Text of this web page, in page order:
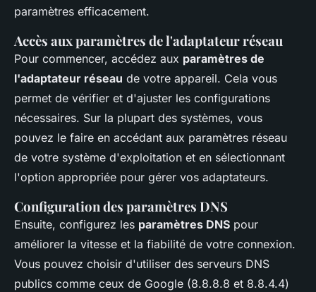
paramètres efficacement.
Accès aux paramètres de l'adaptateur réseau
Pour commencer, accédez aux paramètres de
l'adaptateur réseau de votre appareil. Cela vous
permet de vérifier et d'ajuster les configurations
nécessaires. Sur la plupart des systèmes, vous
pouvez le faire en accédant aux paramètres réseau
de votre système d'exploitation et en sélectionnant
l'option appropriée pour gérer vos adaptateurs.
Configuration des paramètres DNS
Ensuite, configurez les paramètres DNS pour
améliorer la vitesse et la fiabilité de votre connexion.
Vous pouvez choisir d'utiliser des serveurs DNS
publics comme ceux de Google (8.8.8.8 et 8.8.4.4)